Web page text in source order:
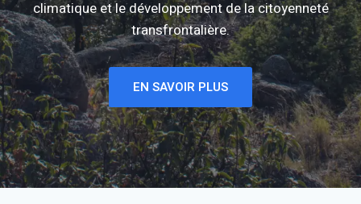
climatique et le développement de la citoyenneté
transfrontalière.
EN SAVOIR PLUS